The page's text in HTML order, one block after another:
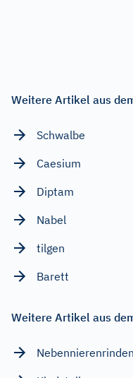
Weitere Artikel aus
Schwalbe
Caesium
Diptam
Nabel
tilgen
Barett
Weitere Artikel aus